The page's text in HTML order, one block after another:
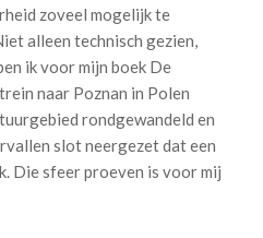
zoveel mogelijk te
alleen technisch gezien,
ik voor mijn boek De
naar Poznan in Polen
rondgewandeld en
slot neergezet dat een
Die sfeer proeven is voor mij